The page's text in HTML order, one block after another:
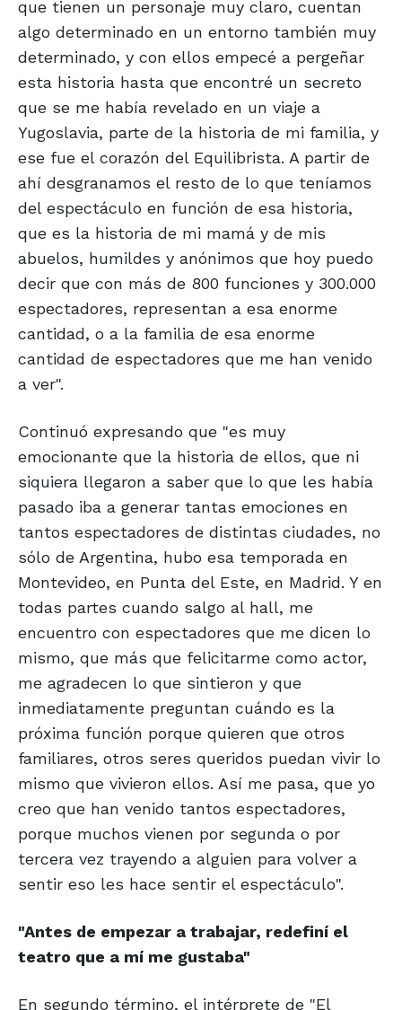
que tienen un personaje muy claro, cuentan
algo determinado en un entorno también muy
determinado, y con ellos empecé a pergeñar
esta historia hasta que encontré un secreto
que se me había revelado en un viaje a
Yugoslavia, parte de la historia de mi familia, y
ese fue el corazón del Equilibrista. A partir de
ahí desgranamos el resto de lo que teníamos
del espectáculo en función de esa historia,
que es la historia de mi mamá y de mis
abuelos, humildes y anónimos que hoy puedo
decir que con más de 800 funciones y 300.000
espectadores, representan a esa enorme
cantidad, o a la familia de esa enorme
cantidad de espectadores que me han venido
a ver".
Continuó expresando que "es muy
emocionante que la historia de ellos, que ni
siquiera llegaron a saber que lo que les había
pasado iba a generar tantas emociones en
tantos espectadores de distintas ciudades, no
sólo de Argentina, hubo esa temporada en
Montevideo, en Punta del Este, en Madrid. Y en
todas partes cuando salgo al hall, me
encuentro con espectadores que me dicen lo
mismo, que más que felicitarme como actor,
me agradecen lo que sintieron y que
inmediatamente preguntan cuándo es la
próxima función porque quieren que otros
familiares, otros seres queridos puedan vivir lo
mismo que vivieron ellos. Así me pasa, que yo
creo que han venido tantos espectadores,
porque muchos vienen por segunda o por
tercera vez trayendo a alguien para volver a
sentir eso les hace sentir el espectáculo".
"Antes de empezar a trabajar, redefiní el
teatro que a mí me gustaba"
En segundo término, el intérprete de "El